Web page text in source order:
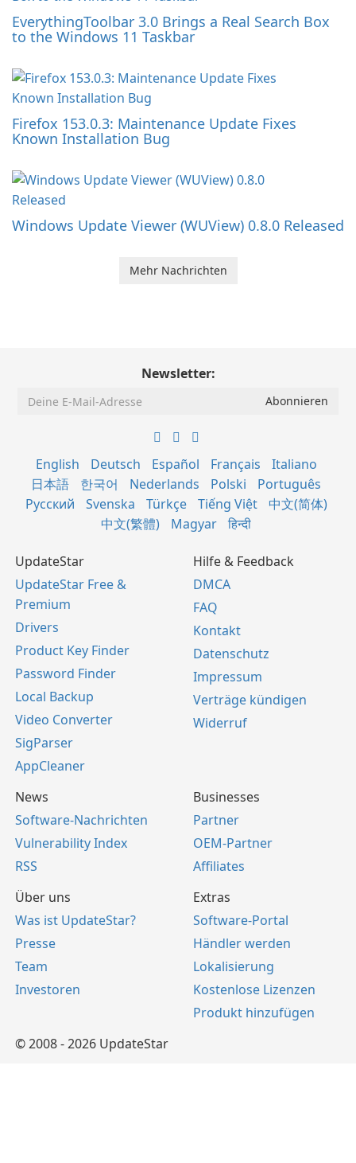
EverythingToolbar 3.0 Brings a Real Search Box
to the Windows 11 Taskbar
Firefox 153.0.3: Maintenance Update Fixes
Known Installation Bug
Windows Update Viewer (WUView) 0.8.0 Released
Mehr Nachrichten
Newsletter:
English Deutsch Español Français
Italiano
日本語
한국어 Nederlands Polski
Português
Русский
Svenska Türkçe Tiếng Việt
中文(简体)
中文(繁體)
Magyar हिन्दी
UpdateStar
UpdateStar Free &
Premium
Drivers
Product Key Finder
Password Finder
Local Backup
Video Converter
SigParser
AppCleaner
Hilfe & Feedback
DMCA
FAQ
Kontakt
Datenschutz
Impressum
Verträge kündigen
Widerruf
News
Software-Nachrichten
Vulnerability Index
RSS
Businesses
Partner
OEM-Partner
Affiliates
Über uns
Was ist UpdateStar?
Presse
Team
Investoren
Extras
Software-Portal
Händler werden
Lokalisierung
Kostenlose Lizenzen
Produkt hinzufügen
© 2008 - 2026 UpdateStar